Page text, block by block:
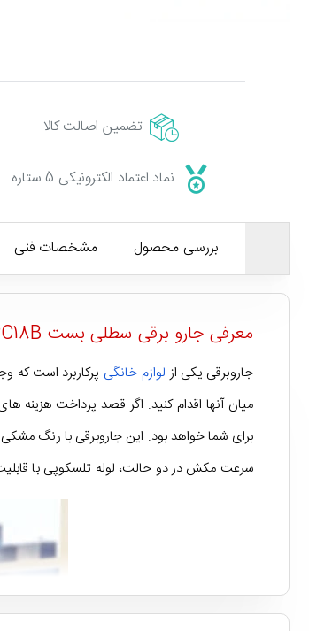
تضمین اصالت کالا
نماد اعتماد الکترونیکی 5 ستاره
بررسی محصول مشخصات فنی
معرفی جارو برقی سطلی بست BVC-PC18B
جاروبرقی یکی از لوازم خانگی پرکاربرد است که
سرعت مکش در دو حالت، لوله تلسکوپی با